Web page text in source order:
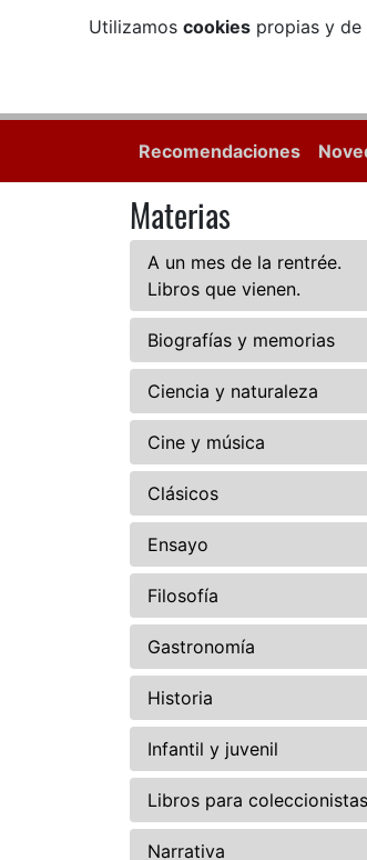
Utilizamos cookiespropias y de
Recomendaciones
Materias
A un mes de la rentrée.
Libros que vienen.
Biografías y memorias
Ciencia y naturaleza
Cine y música
Clásicos
Ensayo
Filosofía
Gastronomía
Historia
Infantil y juvenil
Libros para coleccionistas
Narrativa